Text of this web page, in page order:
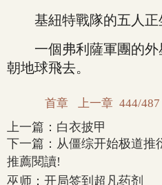
基紐特戰隊的五人正
一個弗利薩軍團的外
朝地球飛去。
首章 上一章 444/487
上一篇： 白衣披甲
下一篇： 从僵综开始极道推
推薦閱讀!
巫师：开局签到超凡药剂